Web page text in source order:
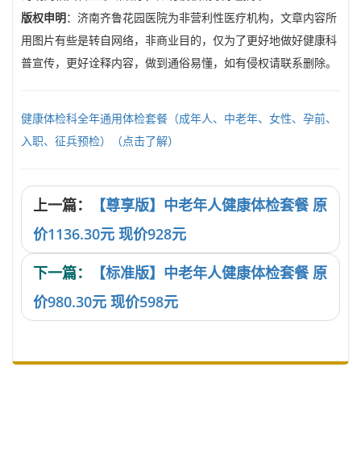
版权申明：济南齐鲁花园医院为非营利性医疗机构，文章内容所
用图片有些是转自网络，非商业目的，仅为了更好地做好健康科
普宣传，更好诠释内容，做到通俗易懂，如有侵权请联系删除。
健康体检科全年通用体检套餐（成年人、中老年、女性、孕前、
入职、征兵预检）（点击了解）
上一篇：
【尊享版】中老年人健康体检套餐 原
价1136.30元 现价928元
下一篇：
【标准版】中老年人健康体检套餐 原
价980.30元 现价598元